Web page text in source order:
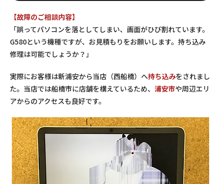
【故障のご相談内容】
「誤ってパソコンを落としてしまい、画面がひび割れています。
G580という機種ですが、お見積もりをお願いします。持ち込み
修理は可能でしょうか？」
実際にお客様は新浦安から当店（西船橋）へ持ち込みをされまし
た。当店では船橋市に店舗を構えているため、 浦安市や周辺エリ
アからのアクセスも良好です。